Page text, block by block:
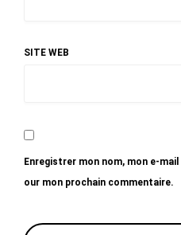
SITE WEB
Enregistrer mon nom, mon e-
our mon prochain commentaire.